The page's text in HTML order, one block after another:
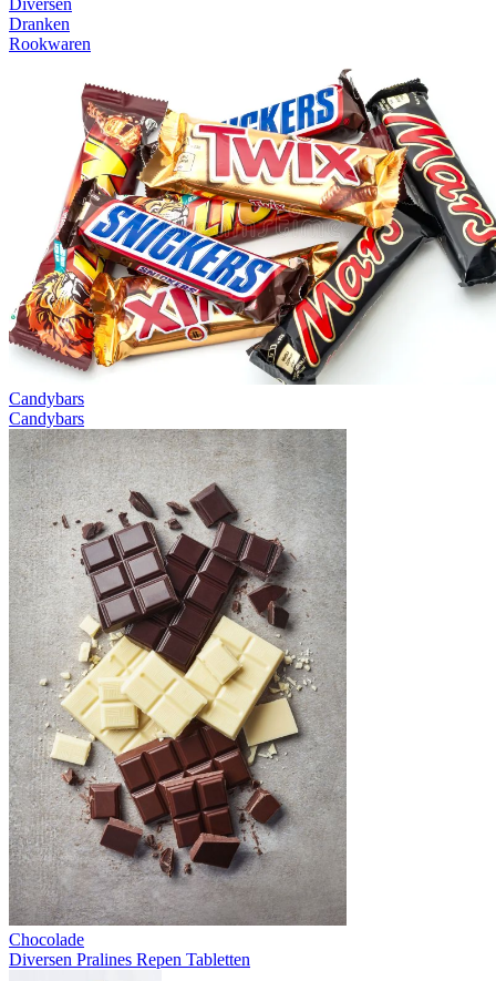
Diversen
Dranken
Rookwaren
Candybars
Candybars
Chocolade
Diversen Pralines Repen Tabletten